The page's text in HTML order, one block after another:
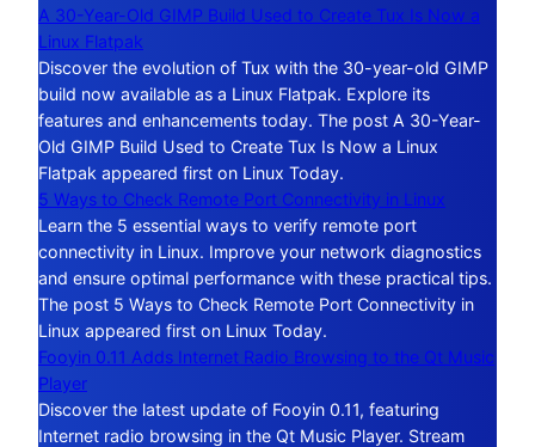
A 30-Year-Old GIMP Build Used to Create Tux Is Now a
Linux Flatpak
Discover the evolution of Tux with the 30-year-old GIMP
build now available as a Linux Flatpak. Explore its
features and enhancements today. The post A 30-Year-
Old GIMP Build Used to Create Tux Is Now a Linux
Flatpak appeared first on Linux Today.
5 Ways to Check Remote Port Connectivity in Linux
Learn the 5 essential ways to verify remote port
connectivity in Linux. Improve your network diagnostics
and ensure optimal performance with these practical tips.
The post 5 Ways to Check Remote Port Connectivity in
Linux appeared first on Linux Today.
Fooyin 0.11 Adds Internet Radio Browsing to the Qt Music
Player
Discover the latest update of Fooyin 0.11, featuring
Internet radio browsing in the Qt Music Player. Stream